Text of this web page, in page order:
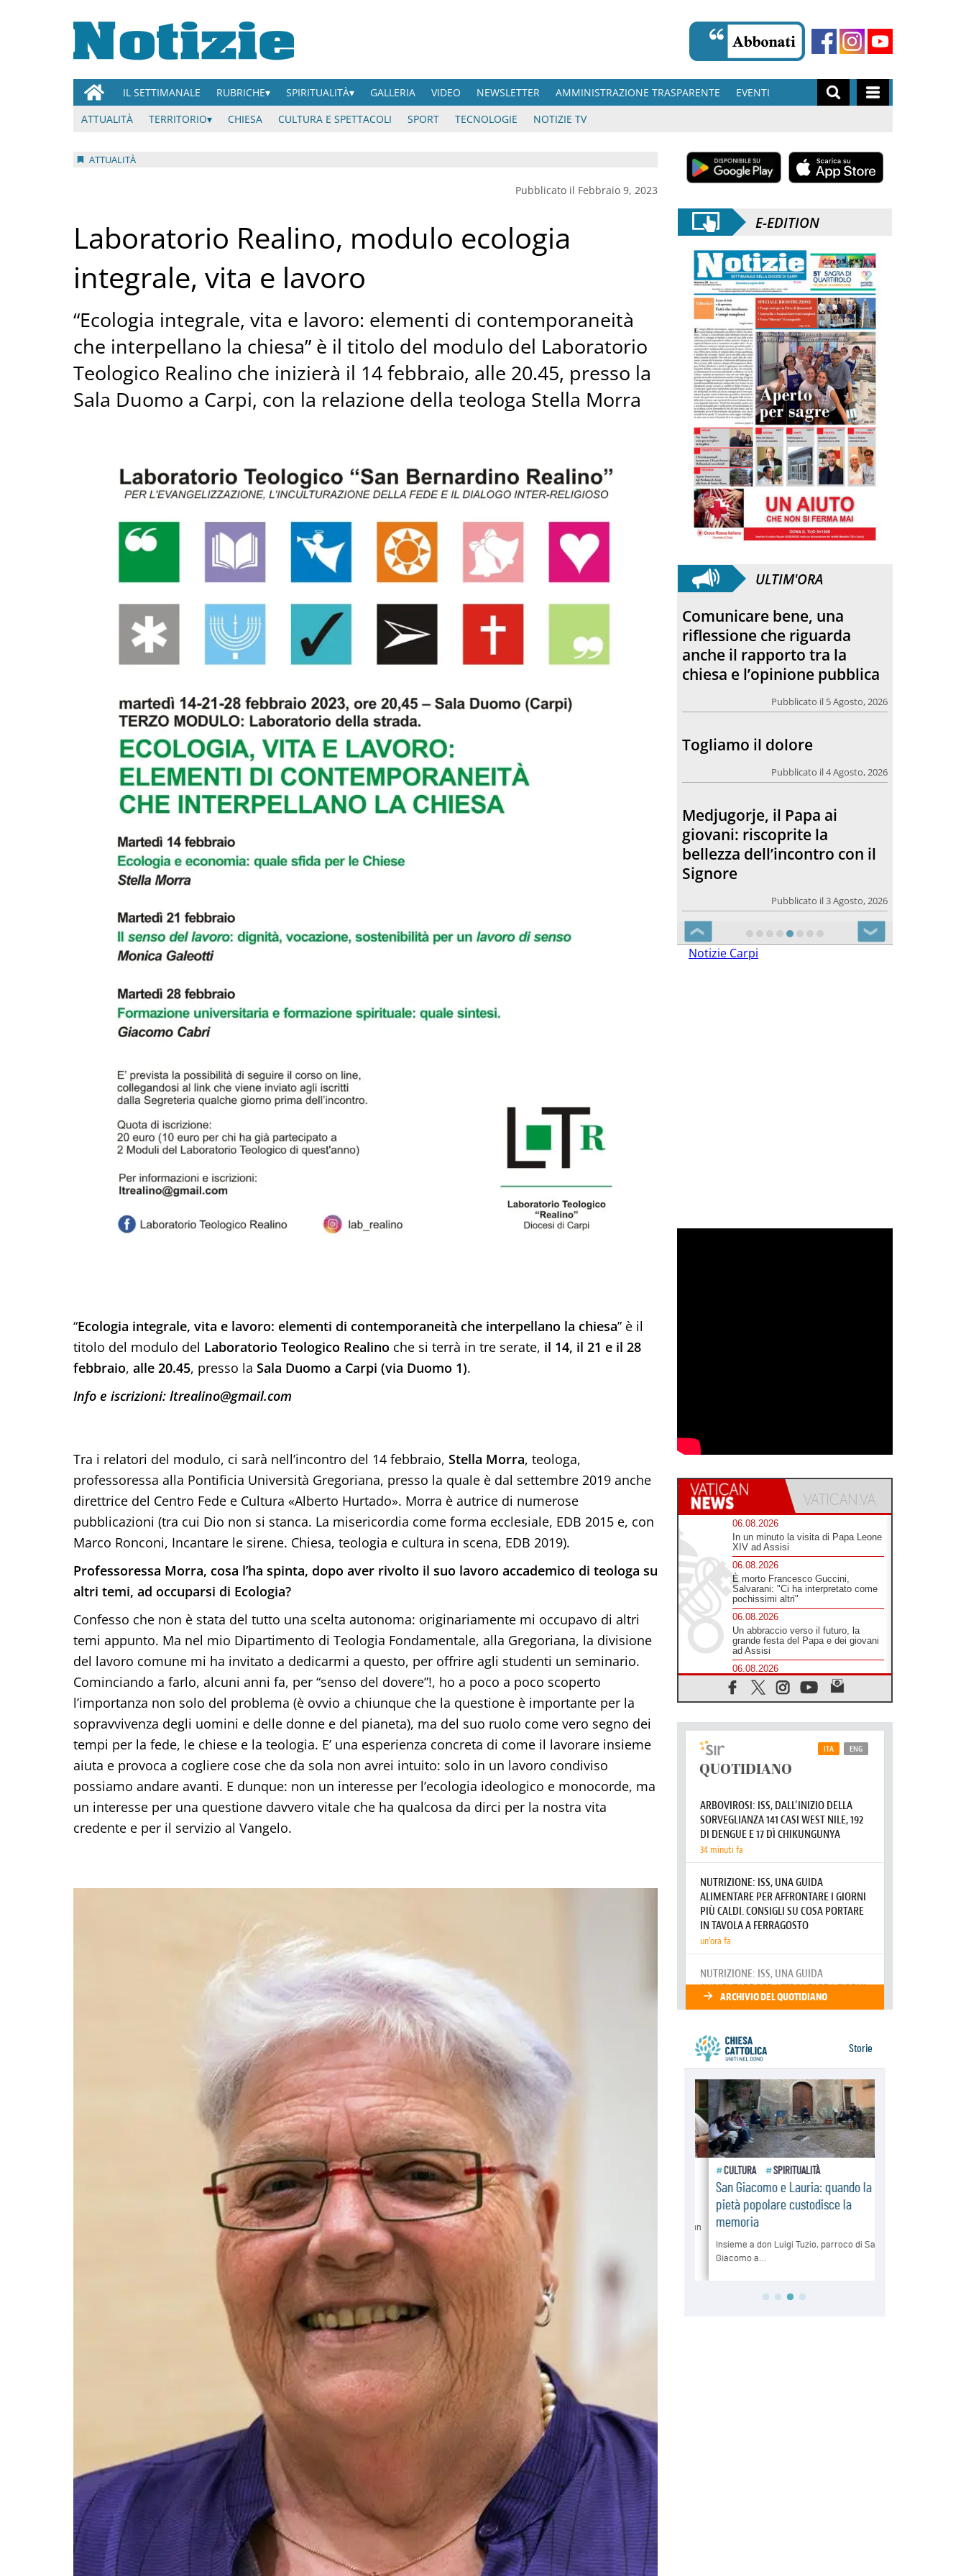
IL SETTIMANALE RUBRICHE SPIRITUALITÀ GALLERIA VIDEO NEWSLETTER AMMINISTRAZIONE TRASPARENTE
EVENTI
ATTUALITÀ
TERRITORIO CHIESA CULTURA E SPETTACOLI SPORT TECNOLOGIE NOTIZIE TV
ATTUALITÀ
Pubblicato il Febbraio 9, 2023
Laboratorio Realino, modulo ecologia
integrale, vita e lavoro
“Ecologia integrale, vita e lavoro: elementi di contemporaneità
che interpellano la chiesa” è il titolo del modulo del Laboratorio
Teologico Realino che inizierà il 14 febbraio, alle 20.45, presso la
Sala Duomo a Carpi, con la relazione della teologa Stella Morra
“Ecologia integrale, vita e lavoro: elementi di contemporaneità che interpellano la chiesa” è il
titolo del modulo del Laboratorio Teologico Realino che si terrà in tre serate, il 14, il 21 e il 28
febbraio, alle 20.45, presso la Sala Duomo a Carpi (via Duomo 1).
Info e iscrizioni: ltrealino@gmail.com
Tra i relatori del modulo, ci sarà nell’incontro del 14 febbraio, Stella Morra, teologa,
professoressa alla Pontificia Università Gregoriana, presso la quale è dal settembre 2019 anche
direttrice del Centro Fede e Cultura «Alberto Hurtado». Morra è autrice di numerose
pubblicazioni (tra cui Dio non si stanca. La misericordia come forma ecclesiale, EDB 2015 e, con
Marco Ronconi, Incantare le sirene. Chiesa, teologia e cultura in scena, EDB 2019).
Professoressa Morra, cosa l’ha spinta, dopo aver rivolto il suo lavoro accademico di teologa su
altri temi, ad occuparsi di Ecologia?
Confesso che non è stata del tutto una scelta autonoma: originariamente mi occupavo di altri
temi appunto. Ma nel mio Dipartimento di Teologia Fondamentale, alla Gregoriana, la divisione
del lavoro comune mi ha invitato a dedicarmi a questo, per offrire agli studenti un seminario.
Cominciando a farlo, alcuni anni fa, per “senso del dovere”!, ho a poco a poco scoperto
l’importanza non solo del problema (è ovvio a chiunque che la questione è importante per la
sopravvivenza degli uomini e delle donne e del pianeta), ma del suo ruolo come vero segno dei
tempi per la fede, le chiese e la teologia. E’ una esperienza concreta di come il lavorare insieme
aiuta e provoca a cogliere cose che da sola non avrei intuito: solo in un lavoro condiviso
possiamo andare avanti. E dunque: non un interesse per l’ecologia ideologico e monocorde, ma
un interesse per una questione davvero vitale che ha qualcosa da dirci per la nostra vita
credente e per il servizio al Vangelo.
E-EDITION
ULTIM'ORA
Togliamo il dolore
Pubblicato il 4 Agosto, 2026
Medjugorje, il Papa ai
giovani: riscoprite la
Signore
Pubblicato il 3 Agosto, 2026
Carpi. Grande festa per il
25° di sacerdozio di padre
Celestin
Pubblicato il 3 Agosto, 2026
❮ ❯
Notizie Carpi
06.08.2026
In un minuto la visita di Papa Leone
XIV ad Assisi
06.08.2026
È morto Francesco Guccini,
Salvarani: "Ci ha interpretato come
pochissimi altri"
06.08.2026
Un abbraccio verso il futuro, la
grande festa del Papa e dei giovani
ad Assisi
06.08.2026
Il grazie dei giovani al Papa: "Oggi
ci sentiamo Chiesa"
Leone XIV: la rivoluzione del
Vangelo abbatte i muri che
separano gli esseri umani
06.08.2026
Fra Marco Vianelli: alla scuola di
06.08.2026
Hiroshima, ad 81 anni dalla bomba
resta alto il richiamo al disarmo
mondiale
06.08.2026
Il Papa con i giovani ad Assisi:
costruire la civiltà dell'amore non
delle contrapposizioni
06.08.2026
Hiroshima e Nagasaki, 81 anni
preghiera per la pace"
06.08.2026
Santa Maria degli Angeli, quando un
Santuario custodisce le origini